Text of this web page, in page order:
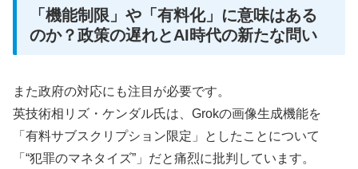
「機能制限」や「有料化」に意味はある
のか？政策の遅れとAI時代の新たな問い
また政府の対応にも注目が必要です。
英技術相リズ・ケンダル氏は、Grokの画像生成機能を
「有料サブスクリプション限定」としたことについて
「“犯罪のマネタイズ”」だと痛烈に批判しています。